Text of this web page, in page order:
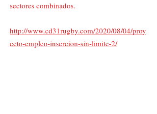
sectores combinados.
http://www.cd31rugby.com/2020/08/04/proy
ecto-empleo-insercion-sin-limite-2/